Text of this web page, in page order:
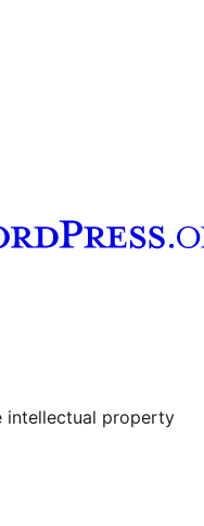
account
intellectual property